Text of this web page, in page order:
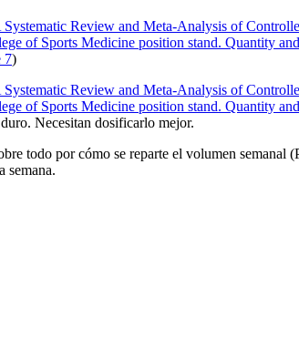
Review and Meta-Analysis of
of Sports Medicine position stand. Quantity
7)
Review and Meta-Analysis of
of Sports Medicine position stand. Quantity
Necesitan dosificarlo mejor.
todo por cómo se reparte el volumen semanal
semana.